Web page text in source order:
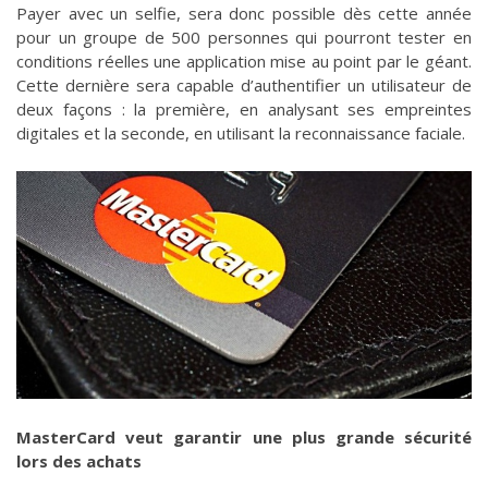
Payer avec un selfie, sera donc possible dès cette année
pour un groupe de 500 personnes qui pourront tester en
conditions réelles une application mise au point par le géant.
Cette dernière sera capable d’authentifier un utilisateur de
deux façons : la première, en analysant ses empreintes
digitales et la seconde, en utilisant la reconnaissance faciale.
MasterCard veut garantir une plus grande sécurité
lors des achats